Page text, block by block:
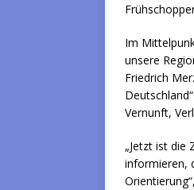
Im
unsere
Friedrich
Vernunft,
„Jetzt ist die
informieren,